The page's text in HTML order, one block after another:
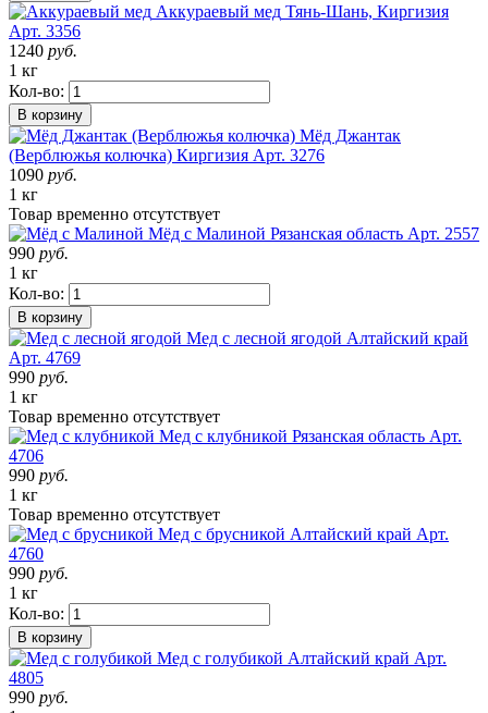
Аккураевый мед Тянь-Шань, Киргизия
Арт. 3356
1240 руб.
1 кг
Кол-во:
В корзину
Мёд Джантак
(Верблюжья колючка) Киргизия Арт. 3276
1090 руб.
1 кг
Товар временно отсутствует
Мёд с Малиной Рязанская область Арт. 2557
990 руб.
1 кг
Кол-во:
В корзину
Мед с лесной ягодой Алтайский край
Арт. 4769
990 руб.
1 кг
Товар временно отсутствует
Мед с клубникой Рязанская область Арт.
4706
990 руб.
1 кг
Товар временно отсутствует
Мед с брусникой Алтайский край Арт.
4760
990 руб.
1 кг
Кол-во:
В корзину
Мед с голубикой Алтайский край Арт.
4805
990 руб.